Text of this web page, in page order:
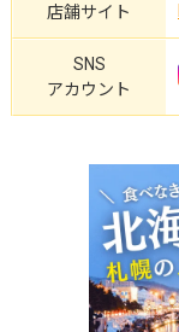
店舗サイト
SNS
アカウント